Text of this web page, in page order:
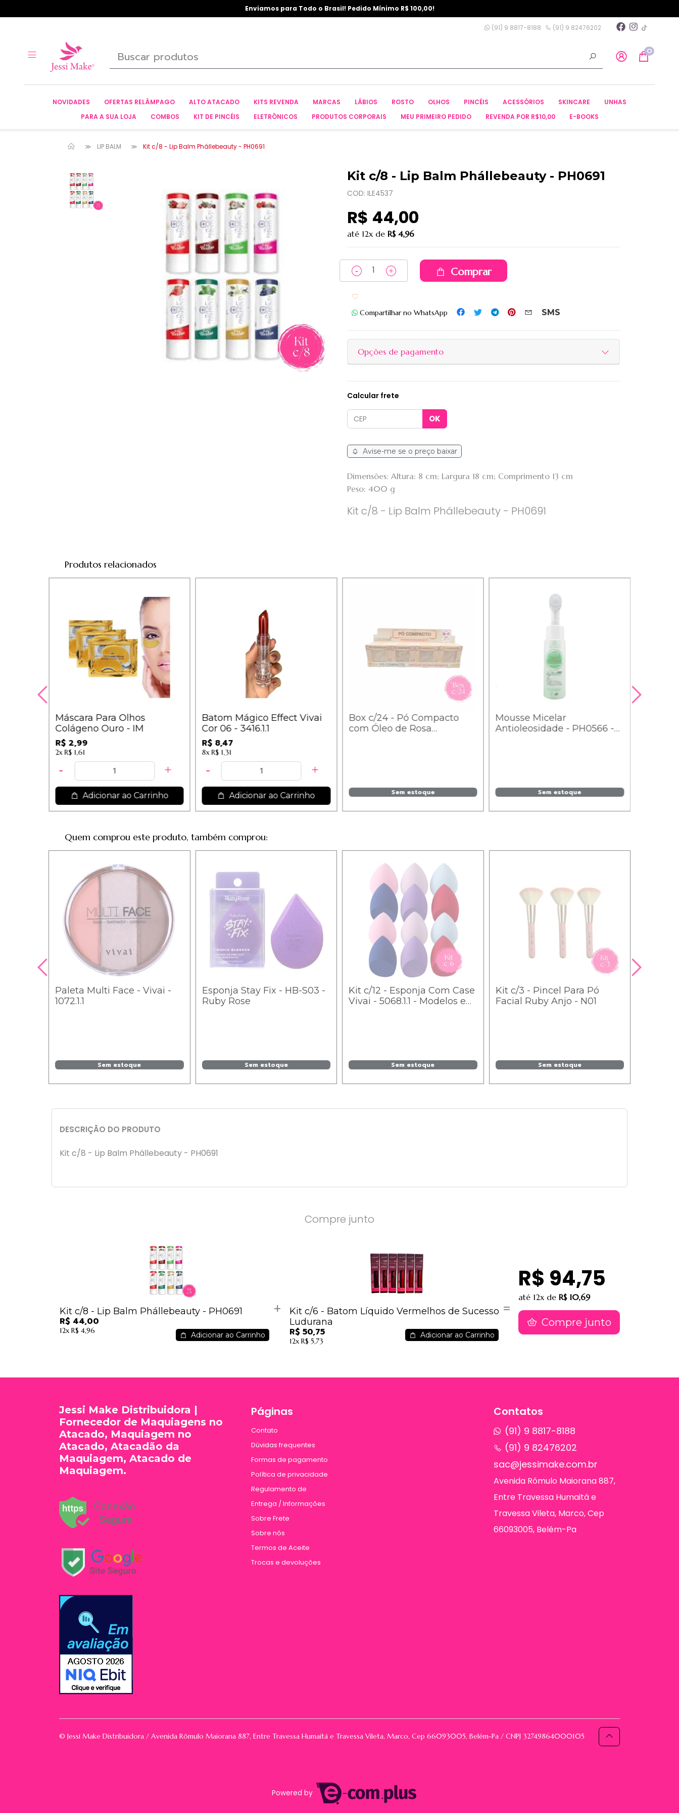
Enviamos para Todo o Brasil! Pedido Mínimo R$ 100,00!
(91) 9 8817-8188 (91) 9 82476202
0
NOVIDADES OFERTAS RELÂMPAGO ALTO ATACADO KITS REVENDA MARCAS LÁBIOS ROSTO OLHOS PINCÉIS ACESSÓRIOS SKINCARE
UNHAS
PARA A SUA LOJA
COMBOS KIT DE PINCÉIS ELETRÔNICOS PRODUTOS CORPORAIS MEU PRIMEIRO PEDIDO REVENDA POR R$10,00 E-BOOKS
LIP BALM Kit c/8 - Lip Balm Phállebeauty - PH0691
Kit c/8 - Lip Balm Phállebeauty - PH0691
COD: ILE4537
R$ 44,00
até 12x de R$ 4,96
Comprar
Compartilhar no WhatsApp
SMS
Opções de pagamento
Calcular frete
Avise-me se o preço baixar
Dimensões: Altura: 8 cm; Largura 18 cm; Comprimento 13 cm
Peso: 400 g
Kit c/8 - Lip Balm Phállebeauty - PH0691
Produtos relacionados
Máscara Para Olhos
Colágeno Ouro - IM
R$ 2,99
2xR$ 1,61
Adicionar ao Carrinho
Batom Mágico Effect Vivai
Cor 06 - 3416.1.1
R$ 8,47
8xR$ 1,31
Adicionar ao Carrinho
Box c/24 - Pó Compacto
com Óleo de Rosa
Sem estoque
Mousse Micelar
Antioleosidade - PH0566 -
Sem estoque
Quem comprou este produto, também comprou:
Paleta Multi Face - Vivai -
1072.1.1
Sem estoque
Esponja Stay Fix - HB-S03 -
Ruby Rose
Sem estoque
Kit c/12 - Esponja Com Case
Vivai - 5068.1.1 - Modelos e
Sem estoque
Kit c/3 - Pincel Para Pó
Facial Ruby Anjo - N01
Sem estoque
DESCRIÇÃO DO PRODUTO
Kit c/8 - Lip Balm Phállebeauty - PH0691
Compre junto
Kit c/8 - Lip Balm Phállebeauty - PH0691
R$ 44,00
12x R$ 4,96 Adicionar ao Carrinho
Kit c/6 - Batom Líquido Vermelhos de Sucesso
Ludurana
R$ 50,75
12x R$ 5,73
Adicionar ao Carrinho
R$ 94,75
até 12x de R$ 10,69
Compre junto
Contatos
(91) 9 8817-8188
(91) 9 82476202
sac@jessimake.com.br
Avenida Rômulo Maiorana 887,
Entre Travessa Humaitá e
Travessa Vileta, Marco, Cep
66093005, Belém-Pa
Páginas
Contato
Dúvidas frequentes
Formas de pagamento
Política de privacidade
Regulamento de
Entrega / Informações
Sobre Frete
Sobre nós
Termos de Aceite
Trocas e devoluções
Jessi Make Distribuidora |
Fornecedor de Maquiagens no
Atacado, Maquiagem no
Atacado, Atacadão da
Maquiagem, Atacado de
Maquiagem.
© Jessi Make Distribuidora / Avenida Rômulo Maiorana 887, Entre Travessa Humaitá e Travessa Vileta, Marco, Cep 66093005, Belém-Pa / CNPJ 32749864000105
Powered by